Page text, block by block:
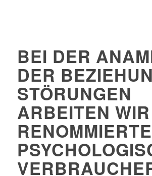
BEI DER
DER
STÖRUNGEN
ARBEITEN